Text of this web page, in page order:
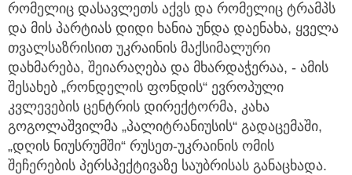
რომელიც დასავლეთს აქვს და რომელიც ტრამპს
და მის პარტიას დიდი ხანია უნდა დაენახა, ყველა
თვალსაზრისით უკრაინის მაქსიმალური
დახმარება, შეიარაღება და მხარდაჭერაა, - ამის
შესახებ „რონდელის ფონდის“ ევროპული
კვლევების ცენტრის დირექტორმა, კახა
გოგოლაშვილმა „პალიტრანიუსის“ გადაცემაში,
„დღის ნიუსრუმში“ რუსეთ-უკრაინის ომის
შეჩერების პერსპექტივაზე საუბრისას განაცხადა.